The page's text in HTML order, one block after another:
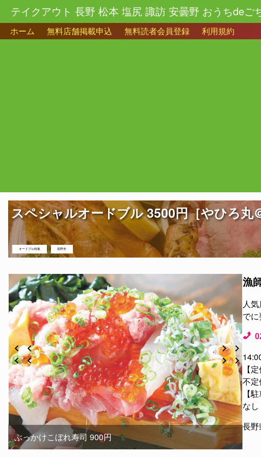
テイクアウト 長野 松本 塩尻 諏訪 安曇野 おうちdeご
ホーム 無料店舗掲載申込 無料読者会員登録 利用規約
スペシャルオードブル 3500円［やひろ丸
オードブル特集 長野市
ぶっかけこぼれ寿司 900円
漁
人
でに
【
不定
【
なし
長